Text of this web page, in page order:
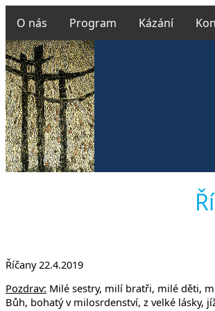
O nás Program Kázání
Říčany 22.4.2019
Pozdrav: Milé sestry, milí bratři, milé děti,
Bůh, bohatý v milosrdenství, z velké lásky,